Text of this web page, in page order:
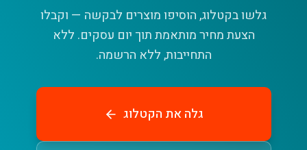
גלשו בקטלוג, הוסיפו מוצרים לבקשה — וקבלו
הצעת מחיר מותאמת תוך יום עסקים. ללא
התחייבות, ללא הרשמה.
גלה את הקטלוג